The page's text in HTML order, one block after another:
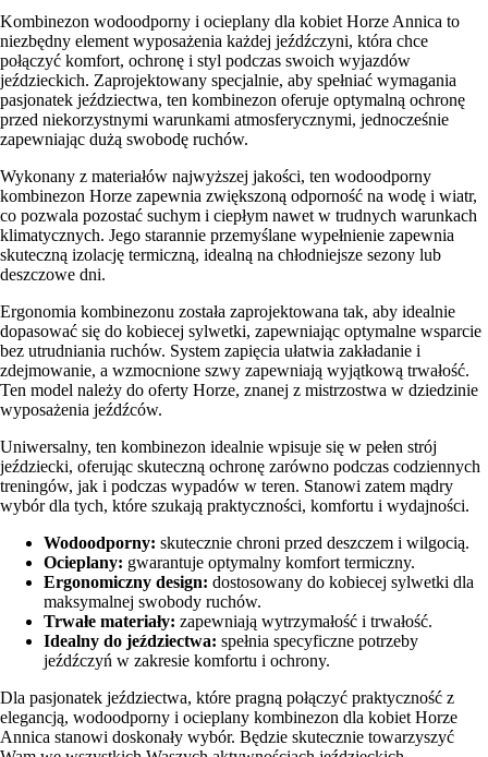
Kombinezon wodoodporny i ocieplany dla kobiet Horze Annica to
niezbędny element wyposażenia każdej jeźdźczyni, która chce
połączyć komfort, ochronę i styl podczas swoich wyjazdów
jeździeckich. Zaprojektowany specjalnie, aby spełniać wymagania
pasjonatek jeździectwa, ten kombinezon oferuje optymalną ochronę
przed niekorzystnymi warunkami atmosferycznymi, jednocześnie
zapewniając dużą swobodę ruchów.
Wykonany z materiałów najwyższej jakości, ten wodoodporny
kombinezon Horze zapewnia zwiększoną odporność na wodę i wiatr,
co pozwala pozostać suchym i ciepłym nawet w trudnych warunkach
klimatycznych. Jego starannie przemyślane wypełnienie zapewnia
skuteczną izolację termiczną, idealną na chłodniejsze sezony lub
deszczowe dni.
Ergonomia kombinezonu została zaprojektowana tak, aby idealnie
dopasować się do kobiecej sylwetki, zapewniając optymalne wsparcie
bez utrudniania ruchów. System zapięcia ułatwia zakładanie i
zdejmowanie, a wzmocnione szwy zapewniają wyjątkową trwałość.
Ten model należy do oferty Horze, znanej z mistrzostwa w dziedzinie
wyposażenia jeźdźców.
Uniwersalny, ten kombinezon idealnie wpisuje się w pełen strój
jeździecki, oferując skuteczną ochronę zarówno podczas codziennych
treningów, jak i podczas wypadów w teren. Stanowi zatem mądry
wybór dla tych, które szukają praktyczności, komfortu i wydajności.
Wodoodporny: skutecznie chroni przed deszczem i wilgocią.
Ocieplany: gwarantuje optymalny komfort termiczny.
Ergonomiczny design: dostosowany do kobiecej sylwetki dla
maksymalnej swobody ruchów.
Trwałe materiały: zapewniają wytrzymałość i trwałość.
Idealny do jeździectwa: spełnia specyficzne potrzeby
jeźdźczyń w zakresie komfortu i ochrony.
Dla pasjonatek jeździectwa, które pragną połączyć praktyczność z
elegancją, wodoodporny i ocieplany kombinezon dla kobiet Horze
Annica stanowi doskonały wybór. Będzie skutecznie towarzyszyć